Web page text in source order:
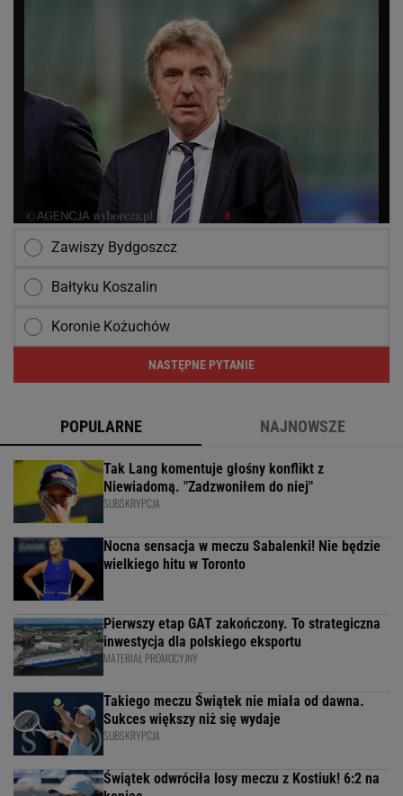
Zawiszy Bydgoszcz
Bałtyku Koszalin
Koronie Kożuchów
NASTĘPNE PYTANIE
POPULARNE NAJNOWSZE
Tak Lang komentuje głośny konflikt z
Niewiadomą. "Zadzwoniłem do niej"
SUBSKRYPCJA
Nocna sensacja w meczu Sabalenki! Nie będzie
wielkiego hitu w Toronto
Pierwszy etap GAT zakończony. To strategiczna
inwestycja dla polskiego eksportu
MATERIAŁ PROMOCYJNY
Takiego meczu Świątek nie miała od dawna.
Sukces większy niż się wydaje
SUBSKRYPCJA
Świątek odwróciła losy meczu z Kostiuk! 6:2 na